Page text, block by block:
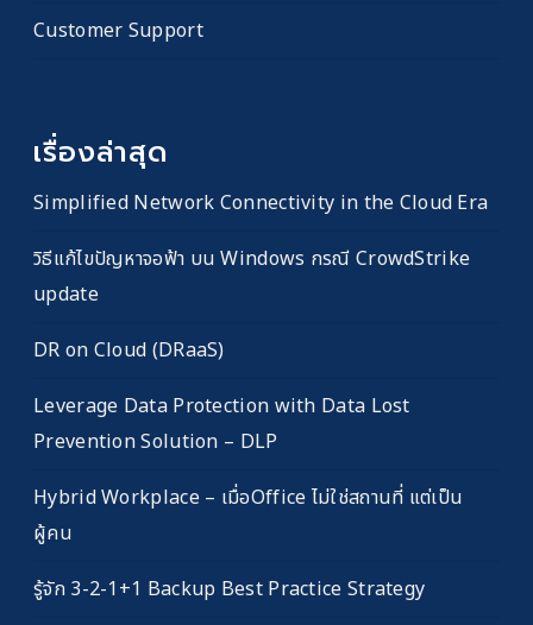
Customer Support
เรื่องล่าสุด
Simplified Network Connectivity in the Cloud Era
วิธีแก้ไขปัญหาจอฟ้า บน Windows กรณี CrowdStrike
update
DR on Cloud (DRaaS)
Leverage Data Protection with Data Lost
Prevention Solution – DLP
Hybrid Workplace – เมื่อOffice ไม่ใช่สถานที่ แต่เป็น
ผู้คน
รู้จัก 3-2-1+1 Backup Best Practice Strategy